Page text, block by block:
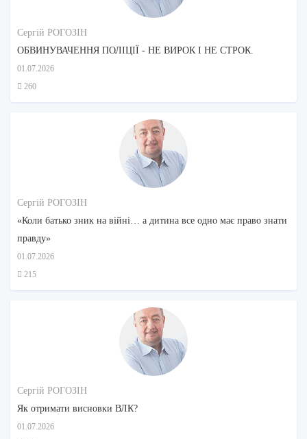
Сергій РОГОЗІН
ОБВИНУВАЧЕННЯ ПОЛІЦІЇ - НЕ ВИРОК І НЕ СТРОК.
01.07.2026
260
Сергій РОГОЗІН
«Коли батько зник на війні… а дитина все одно має право знати
правду»
01.07.2026
215
Сергій РОГОЗІН
Як отримати висновки ВЛК?
01.07.2026